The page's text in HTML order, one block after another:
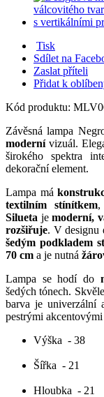
Tisk
Sdílet na
Zaslat příteli
Přidat k
Kód produktu:
Závěsná lampa
modernívizuál.
širokého spektra
dekorační element.
Lampa má
textilním stínítkem,
Silueta jemoderní,
rozšiřuje. V designu
šedým podkladem
70 cm a je nutná
Lampa se hodí do
šedých tónech.
barva je univerzální
pestrými
Výška - 38
Šířka - 21
Hloubka - 21